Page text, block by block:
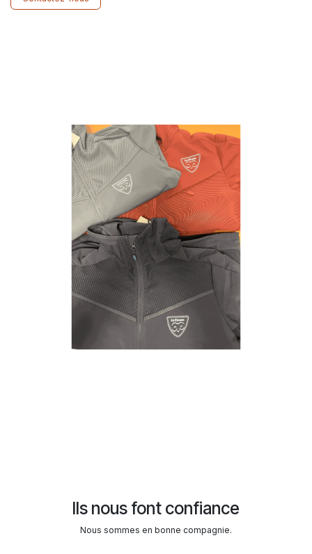
Ils nous font confiance
Nous sommes en bonne compagnie.